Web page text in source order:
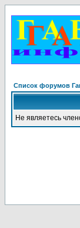
Список форумов
Не являетесь